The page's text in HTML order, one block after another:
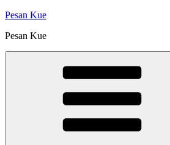
Skip
content
Pesan Kue
Pesan Kue